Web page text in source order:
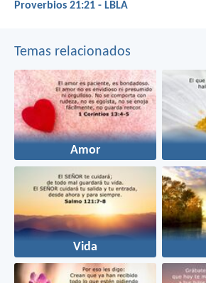
Proverbios 21:21 - LBLA
Temas relacionados
Amor
Vida